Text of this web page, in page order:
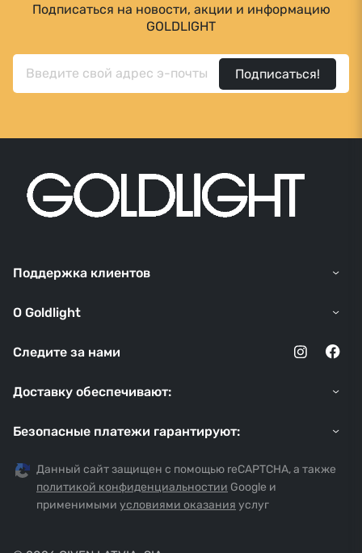
Подписаться на новости, акции и информацию
GOLDLIGHT
Подписаться!
Поддержка клиентов
O Goldlight
Следите за нами
Доставку обеспечивают:
Безопасные платежи гарантируют:
Данный сайт защищен с помощью reCAPTCHA, а также
политикой конфиденциальностии Google и
применимыми условиями оказания услуг